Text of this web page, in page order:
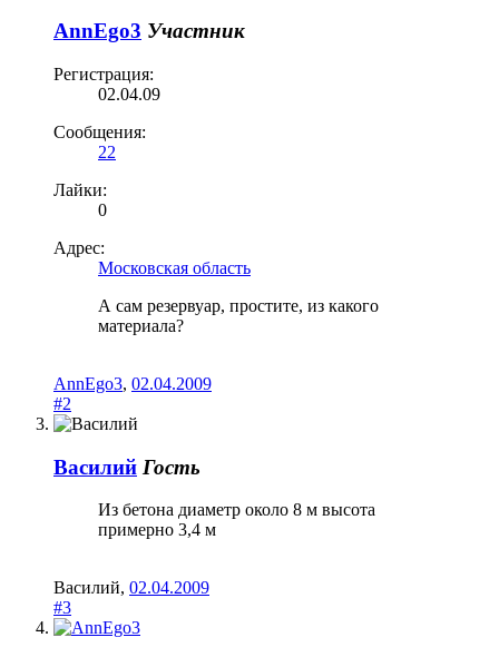
AnnEgo3 Участник
Регистрация:
02.04.09
Сообщения:
22
Лайки:
0
Адрес:
Московская область
А сам резервуар, простите, из какого
материала?
AnnEgo3, 02.04.2009
#2
Василий Гость
Из бетона диаметр около 8 м высота
примерно 3,4 м
Василий, 02.04.2009
#3